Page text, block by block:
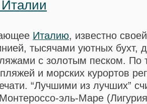
Италию, известно
тысячами уютных бухт,
с золотым песком. По
и морских курортов
“Лучшими из лучших”
эль-Маре